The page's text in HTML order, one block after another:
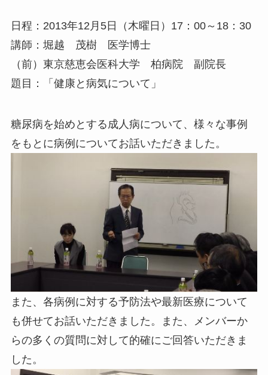
日程：2013年12月5日（木曜日）17：00～18：30
講師：堀越 茂樹 医学博士
（前）東京慈恵会医科大学 柏病院 副院長
題目：「健康と病気について」
糖尿病を始めとする成人病について、様々な事例
をもとに病例についてお話いただきました。
また、各病例に対する予防法や最新医療について
も併せてお話いただきました。また、メンバーか
らの多くの質問に対して的確にご回答いただきま
した。